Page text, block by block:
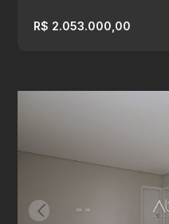
R$ 2.053.000,00